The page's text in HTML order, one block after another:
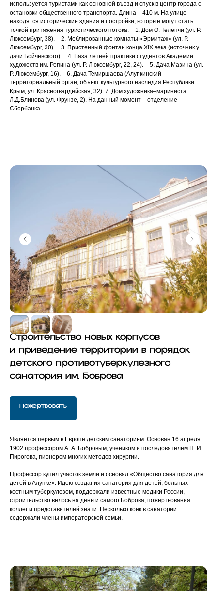
используется туристами как основной въезд и спуск в центр города с
остановки общественного транспорта. Длина – 410 м. На улице
находятся исторические здания и постройки, которые могут стать
точкой притяжения туристического потока: 1. Дом О. Телепчи (ул. Р.
Люксембург, 38). 2. Меблированные комнаты «Эрмитаж» (ул. Р.
Люксембург, 30). 3. Пристенный фонтан конца ХIХ века (источник у
дачи Бойчевского). 4. База летней практики студентов Академии
художеств им. Репина (ул. Р. Люксембург, 22, 24). 5. Дача Мазина (ул.
Р. Люксембург, 16). 6. Дача Темиршаева (Алупкинский
территориальный орган, объект культурного наследия Республики
Крым, ул. Красногвардейская, 32). 7. Дом художника–мариниста
Л.Д.Блинова (ул. Фрунзе, 2). На данный момент – отделение
Сбербанка.
Строительство новых корпусов
приведение территории в порядок
детского противотуберкулезного
санатория им. Боброва
Является первым в Европе детским санаторием. Основан 16 апреля
1902 профессором А. А. Бобровым, учеником и последователем Н. И.
Пирогова, пионером многих методов хирургии.
Профессор купил участок земли и основал «Общество санатория для
детей в Алупке». Идею создания санатория для детей, больных
костным туберкулезом, поддержали известные медики России,
строительство велось на деньги самого Боброва, пожертвования
коллег и представителей знати. Несколько коек в санатории
содержали члены императорской семьи.